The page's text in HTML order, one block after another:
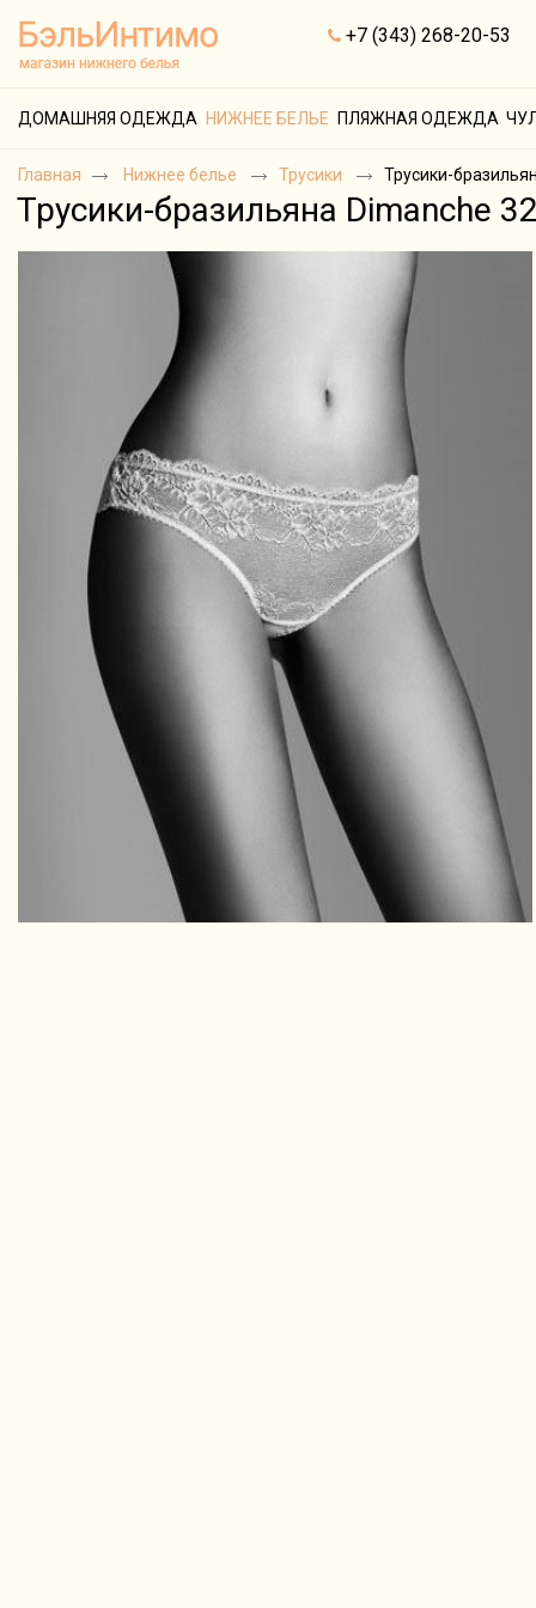
+7 (343) 268-20-53
ДОМАШНЯЯ ОДЕЖДА НИЖНЕЕ БЕЛЬЕ ПЛЯЖНАЯ ОДЕЖДА
Главная Нижнее белье Трусики Трусики-
Трусики-бразильяна Dimanche